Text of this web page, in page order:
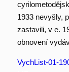
1933 nevyšly,
zastavili, v e.
obnovení
VychList-01-